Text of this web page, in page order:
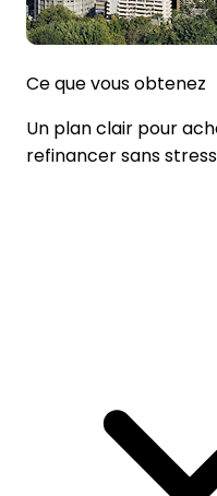
Ce que vous obtenez
Un plan clair pour
refinancer sans stress